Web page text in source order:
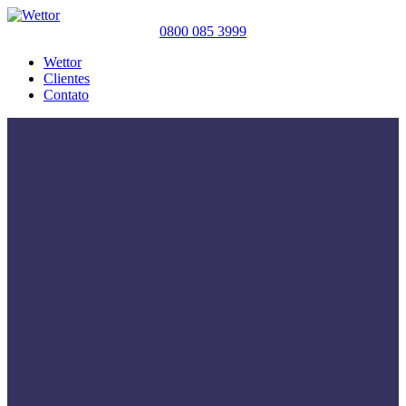
0800 085 3999
Wettor
Clientes
Contato